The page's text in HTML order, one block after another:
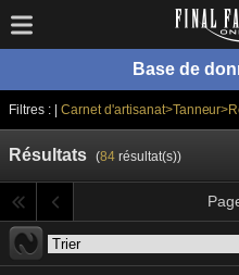
Base de
Filtres : | Carnet
Résultats (84résultat(s))